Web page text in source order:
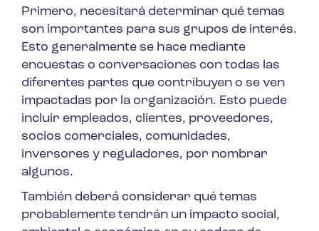
Primero, necesitará determinar qué temas
son importantes para sus grupos de interés.
Esto generalmente se hace mediante
encuestas o conversaciones con todas las
diferentes partes que contribuyen o se ven
impactadas por la organización. Esto puede
incluir empleados, clientes, proveedores,
socios comerciales, comunidades,
inversores y reguladores, por nombrar
algunos.
También deberá considerar qué temas
probablemente tendrán un impacto social,